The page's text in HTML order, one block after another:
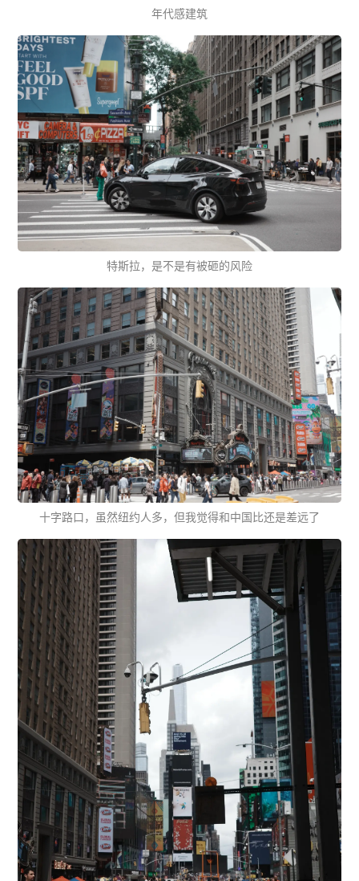
年代感建筑
特斯拉，是不是有被砸的风险
十字路口，虽然纽约人多，但我觉得和中国比还是差远了